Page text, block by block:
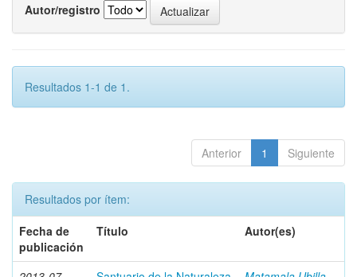
Autor/registro
Resultados 1-1 de 1.
Anterior 1 Siguiente
Resultados por ítem:
Fecha de
publicación
Título Autor(es)